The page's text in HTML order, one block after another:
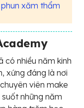
xăm thẩm
có nhiều năm kinh
xứng đáng là nơi
viên make
những năm